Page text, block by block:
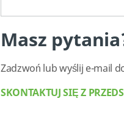
Masz
Zadzwoń lub wyślij e-mail
SKONTAKTUJ SIĘ Z